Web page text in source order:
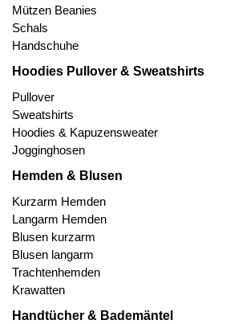
Mützen Beanies
Schals
Handschuhe
Hoodies Pullover & Sweatshirts
Pullover
Sweatshirts
Hoodies & Kapuzensweater
Jogginghosen
Hemden & Blusen
Kurzarm Hemden
Langarm Hemden
Blusen kurzarm
Blusen langarm
Trachtenhemden
Krawatten
Handtücher & Bademäntel